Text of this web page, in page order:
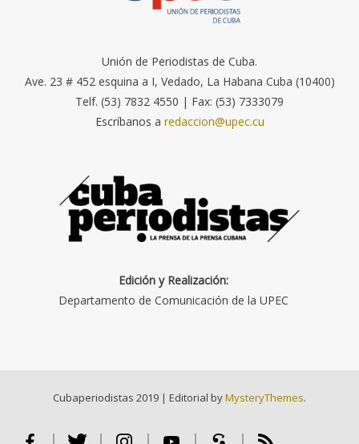
Unión de Periodistas de Cuba.
Ave. 23 # 452 esquina a I, Vedado, La Habana Cuba (10400)
Telf. (53) 7832 4550 | Fax: (53) 7333079
Escríbanos a redaccion@upec.cu
Edición y Realización:
Departamento de Comunicación de la UPEC
Cubaperiodistas 2019 | Editorial byMysteryThemes.